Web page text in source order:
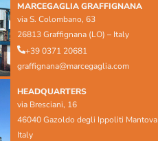
MARCEGAGLIA GRAFFIGNANA
via S. Colombano, 63
26813 Graffignana (LO) – Italy
+39 0371 20681
graffignana@marcegaglia.com
HEADQUARTERS
via Bresciani, 16
46040 Gazoldo degli Ippoliti Mantova
Italy